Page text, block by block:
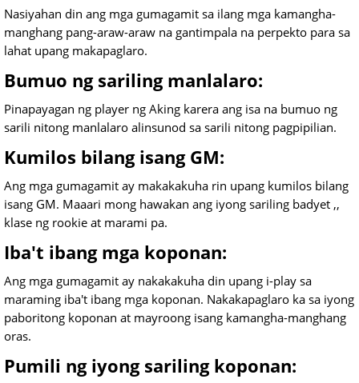
Nasiyahan din ang mga gumagamit sa ilang mga kamangha-
manghang pang-araw-araw na gantimpala na perpekto para sa
lahat upang makapaglaro.
Bumuo ng sariling manlalaro:
Pinapayagan ng player ng Aking karera ang isa na bumuo ng
sarili nitong manlalaro alinsunod sa sarili nitong pagpipilian.
Kumilos bilang isang GM:
Ang mga gumagamit ay makakakuha rin upang kumilos bilang
isang GM. Maaari mong hawakan ang iyong sariling badyet ,,
klase ng rookie at marami pa.
Iba't ibang mga koponan:
Ang mga gumagamit ay nakakakuha din upang i-play sa
maraming iba't ibang mga koponan. Nakakapaglaro ka sa iyong
paboritong koponan at mayroong isang kamangha-manghang
oras.
Pumili ng iyong sariling koponan: